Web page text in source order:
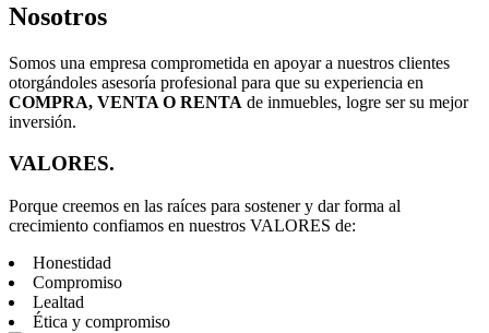
Nosotros
Somos una empresa comprometida en apoyar a nuestros clientes
otorgándoles asesoría profesional para que su experiencia en
COMPRA, VENTA O RENTA de inmuebles, logre ser su mejor
inversión.
VALORES.
Porque creemos en las raíces para sostener y dar forma al
crecimiento confiamos en nuestros VALORES de:
Honestidad
Compromiso
Lealtad
Ética y compromiso